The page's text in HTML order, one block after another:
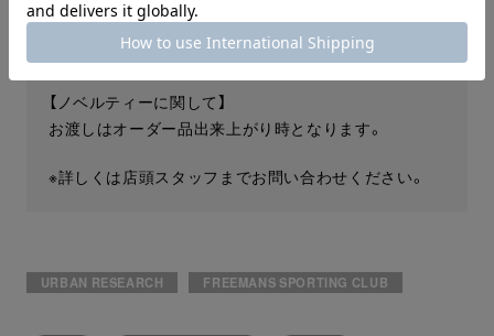
【納期】
約1ヶ月半～
【ノベルティーに関して】
お渡しはオーダー品出来上がり時となります。
※詳しくは店頭スタッフまでお問い合わせください。
URBAN RESEARCH FREEMANS SPORTING CLUB